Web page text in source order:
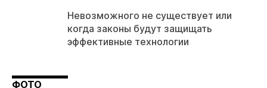
Невозможного не существует или
когда законы будут защищать
эффективные технологии
ФОТО